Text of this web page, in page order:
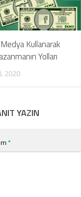
Kullanarak
Yolları
2020
YAZIN
*